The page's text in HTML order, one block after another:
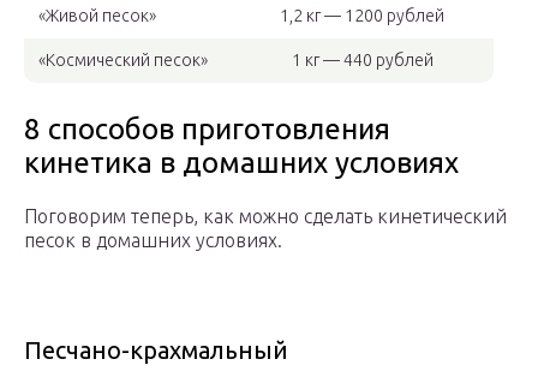
«Живой песок» 1,2 кг — 1200 рублей
«Космический песок» 1 кг — 440 рублей
8 способов приготовления
кинетика в домашних условиях
Поговорим теперь, как можно сделать кинетический
песок в домашних условиях.
Песчано-крахмальный